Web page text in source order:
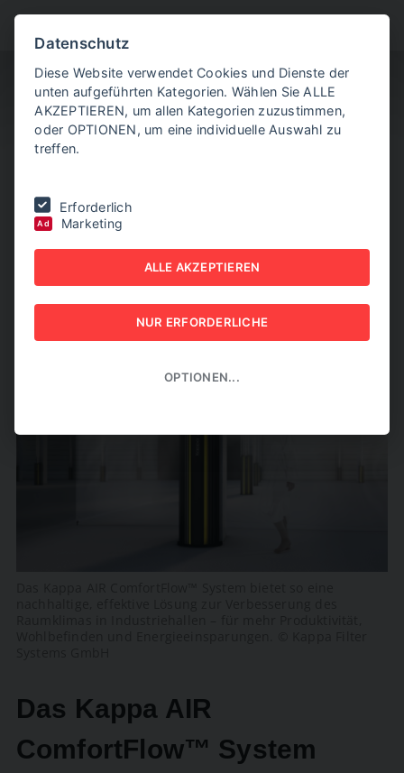
NEUE MASSSTÄBE IN D
ER HALLENKÜHLUNG
16. SEPTEMBER 2025
Das Kappa AIR
ComfortFlow™ System
Datenschutz
Diese Website verwendet Cookies und Dienste der
unten aufgeführten Kategorien. Wählen Sie ALLE
AKZEPTIEREN, um allen Kategorien zuzustimmen,
oder OPTIONEN, um eine individuelle Auswahl zu
treffen.
Erforderlich
Ad Marketing
ALLE AKZEPTIEREN
NUR ERFORDERLICHE
OPTIONEN...